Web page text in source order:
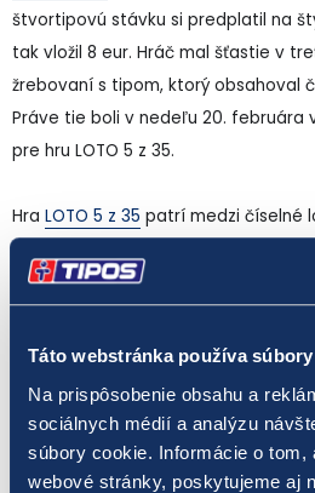
Táto webstránka používa
Na prispôsobenie obsahu a
sociálnych médií a analýzu
súbory cookie. Informácie o tom,
webové stránky, poskytujeme aj
štvortipovú stávku si predplatil na
tak vložil 8 eur. Hráč mal šťastie v
žrebovaní s tipom, ktorý obsahoval
Práve tie boli v nedeľu 20. februára
pre hru LOTO 5 z 35.
Hra LOTO 5 z 35 patrí medzi číselné
vkladom na jednu stávku. Hodnota
eura. Zároveň ide o číselnú lotériu s
získanie hlavnej výhry.
v hre LOTO 5 z 35 je približne 1 : 324
nedeľu.